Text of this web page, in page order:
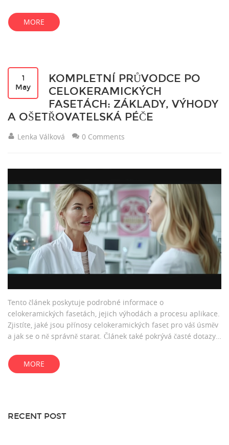
udržení bělosti zubů po proceduře.
MORE
1
May
KOMPLETNÍ PRŮVODCE PO
CELOKERAMICKÝCH
FASETÁCH: ZÁKLADY, VÝHODY
A OŠETŘOVATELSKÁ PÉČE
Lenka Válková 0 Comments
Tento článek poskytuje podrobné informace o
celokeramických fasetách, jejich výhodách a procesu aplikace.
Zjistíte, jaké jsou přínosy celokeramických faset pro váš úsměv
a jak se o ně správně starat. Článek také pokrývá časté dotazy
rozhodnout, zda jsou celokeramické fazety pravou volbou pro
vás.
MORE
RECENT POST